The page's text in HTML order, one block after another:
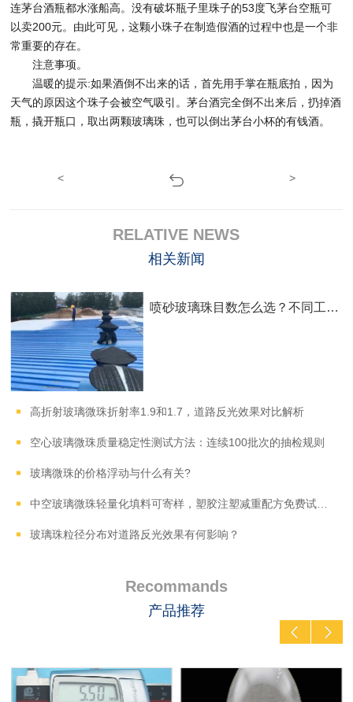
连茅台酒瓶都水涨船高。没有破坏瓶子里珠子的53度飞茅台空瓶可
以卖200元。由此可见，这颗小珠子在制造假酒的过程中也是一个非
常重要的存在。
注意事项。
温暖的提示:如果酒倒不出来的话，首先用手掌在瓶底拍，因为
天气的原因这个珠子会被空气吸引。茅台酒完全倒不出来后，扔掉酒
瓶，撬开瓶口，取出两颗玻璃珠，也可以倒出茅台小杯的有钱酒。
< >
RELATIVE NEWS
相关新闻
喷砂玻璃珠目数怎么选？不同工业研磨场景对应参数解析
高折射玻璃微珠折射率1.9和1.7，道路反光效果对比解析
空心玻璃微珠质量稳定性测试方法：连续100批次的抽检规则
玻璃微珠的价格浮动与什么有关?
玻璃珠粒径分布对道路反光效果有何影响？
Recommands
产品推荐